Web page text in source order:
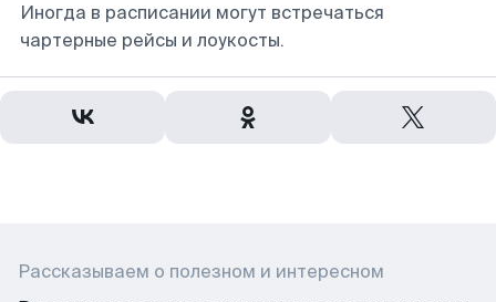
Иногда в расписании могут встречаться
чартерные рейсы и лоукосты.
Рассказываем о полезном и интересном